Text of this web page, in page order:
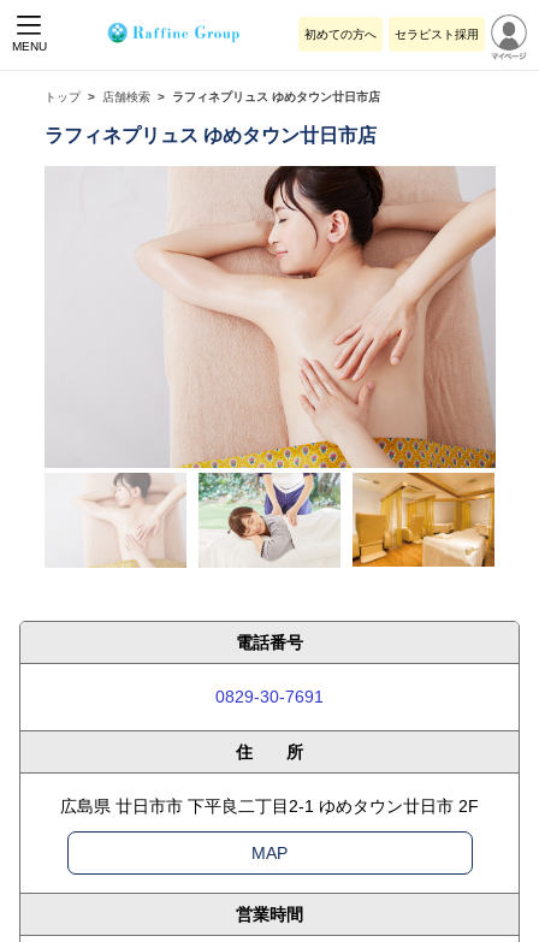
MENU
初めての方へ セラピスト採用
トップ 店舗検索 ラフィネプリュス ゆめタウン廿日市店
ラフィネプリュス ゆめタウン廿日市店
電話番号
0829-30-7691
住 所
広島県 廿日市市 下平良二丁目2-1 ゆめタウン廿日市 2F
MAP
営業時間